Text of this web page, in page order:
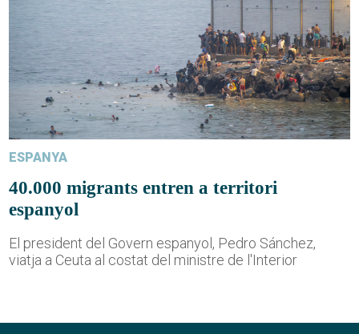
ESPANYA
40.000 migrants entren a territori
espanyol
El president del Govern espanyol, Pedro Sánchez,
viatja a Ceuta al costat del ministre de l'Interior